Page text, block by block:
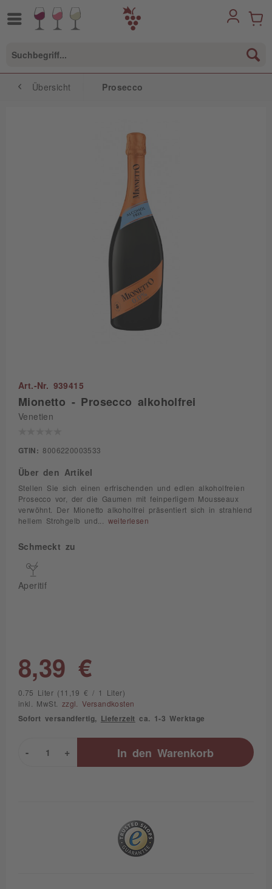
Übersicht Prosecco
Art.-Nr. 939415
Mionetto - Prosecco alkoholfrei
Venetien
GTIN: 8006220003533
Über den Artikel
Stellen Sie sich einen erfrischenden und edlen alkoholfreien
Prosecco vor, der die Gaumen mit feinperligem Mousseaux
verwöhnt. Der Mionetto alkoholfrei präsentiert sich in strahlend
hellem Strohgelb und... weiterlesen
Schmeckt zu
Aperitif
8,39 €
0.75 Liter (11,19 € / 1 Liter)
inkl. MwSt. zzgl. Versandkosten
Sofort versandfertig, Lieferzeit ca. 1-3 Werktage
+
- In den Warenkorb